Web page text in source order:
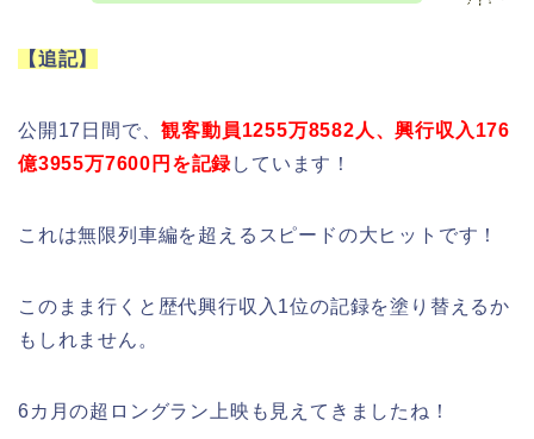
【追記】
公開17日間で、観客動員1255万8582人、興行収入176
億3955万7600円を記録しています！
これは無限列車編を超えるスピードの大ヒットです！
このまま行くと歴代興行収入1位の記録を塗り替えるか
もしれません。
6カ月の超ロングラン上映も見えてきましたね！